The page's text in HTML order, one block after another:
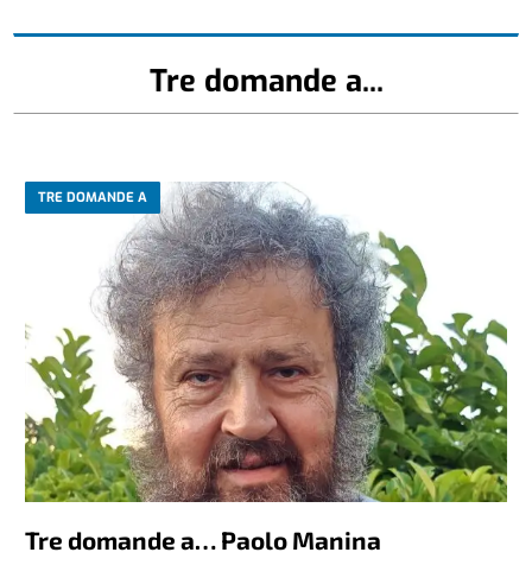
Tre domande a...
TRE DOMANDE A
Tre domande a… Paolo Manina